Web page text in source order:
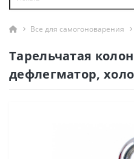
Все для самогоноварения
Тарельчатая
дефлегматор,